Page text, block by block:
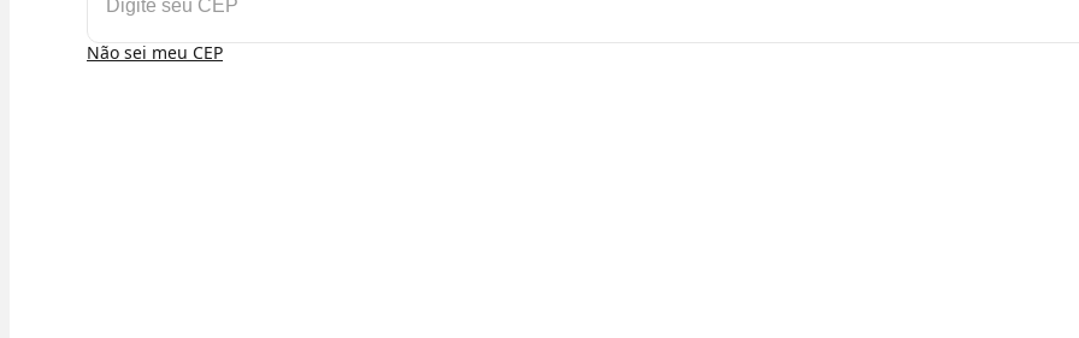
Não sei meu CEP